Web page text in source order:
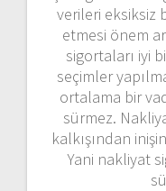
verileri eksiksiz
etmesi önem
sigortaları iyi
seçimler
ortalama bir
sürmez.
kalkışından
Yani nakliyat